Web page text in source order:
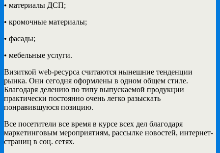
• материалы ДСП;
• кромочные материалы;
• фасады;
• мебельные услуги.
Визиткой web-ресурса считаются нынешние тенденции
рынка. Они сегодня оформлены в одном общем стиле.
Благодаря делению по типу выпускаемой продукции
практически постоянно очень легко разыскать
понравившуюся позицию.
Все посетители все время в курсе всех дел благодаря
маркетинговым мероприятиям, рассылке новостей, интернет-
страниц в соц. сетях.